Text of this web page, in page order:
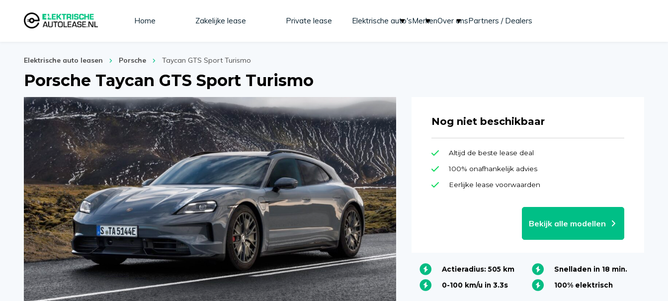
Home Zakelijke lease Private lease Elektrische auto'sMerkenOver onsPartners / Dealers
Elektrische auto leasen Porsche Taycan GTS Sport Turismo
Porsche Taycan GTS Sport Turismo
Nog niet beschikbaar
Bekijk alle modellen
Altijd de beste lease deal
100% onafhankelijk advies
Eerlijke lease voorwaarden
Actieradius: 505 km
0-100 km/u in 3.3s
Snelladen in 18 min.
100% elektrisch